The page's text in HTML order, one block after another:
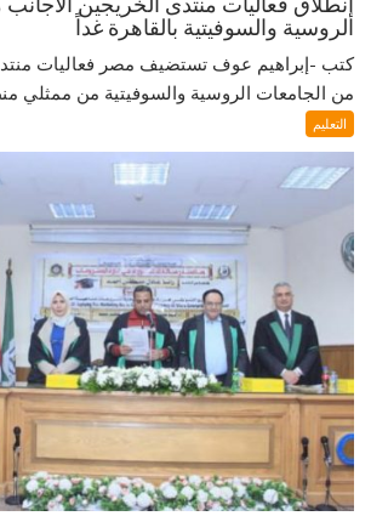
الروسية والسوفيتية بالقاهرة غداً
كتب -إبراهيم عوف تستضيف مصر فعاليات
من الجامعات الروسية والسوفيتية من ممثلي
التعليم